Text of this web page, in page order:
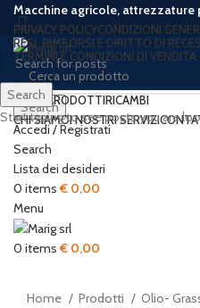
Macchine agricole, attrezzature
PRIVACY POLICYCONDIZIONI
RESI, RIMBORSI E DIRITTO DI
TERMINI E CONDIZIONI DI VENDITA
Search
Accedi / Registrati
Search
Lista dei desideri
0 items € 0,00
Menu
0 items € 0,00
HOME PRODOTTIRICAMBI
CHI SIAMOI NOSTRI SERVIZI
Sold outNew
Click to enlarge
Home Prodotti
Olio-
Search
Start typing to see posts you are